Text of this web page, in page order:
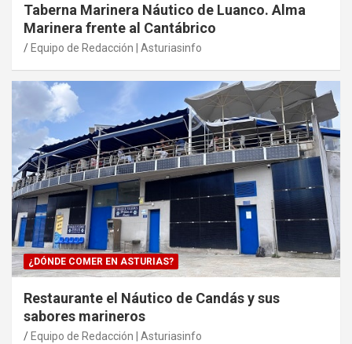
Taberna Marinera Náutico de Luanco. Alma
Marinera frente al Cantábrico
Equipo de Redacción | Asturiasinfo
¿DÓNDE COMER EN ASTURIAS?
Restaurante el Náutico de Candás y sus
sabores marineros
Equipo de Redacción | Asturiasinfo